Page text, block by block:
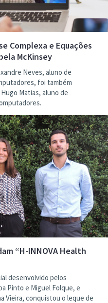
Complexa e Equações
McKinsey
Neves, aluno de
foi também
Matias, aluno de
“H-INNOVA Health
desenvolvido pelos
Pinto e Miguel Folque, e
Vieira, conquistou o leque de